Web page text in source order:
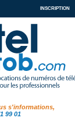
inscription
s'informations,
99 01